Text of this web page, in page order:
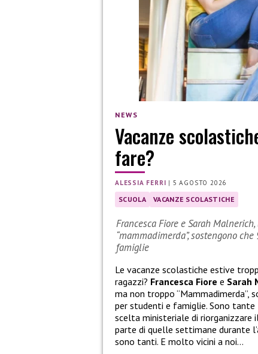
NEWS
Vacanze
fare?
ALESSIA FERRI | 5 AGOSTO 2026
SCUOLA VACANZE SCOLASTICHE
Francesca Fiore e Sarah
“mammadimerda”, sostengono
famiglie
Le vacanze scolastiche estive
ragazzi? Francesca Fiore e Sarah
ma non troppo “Mammadimerda”,
per studenti e famiglie. Sono tante
scelta ministeriale di riorganizzare
parte di quelle settimane durante
sono tanti. E molto vicini a noi…